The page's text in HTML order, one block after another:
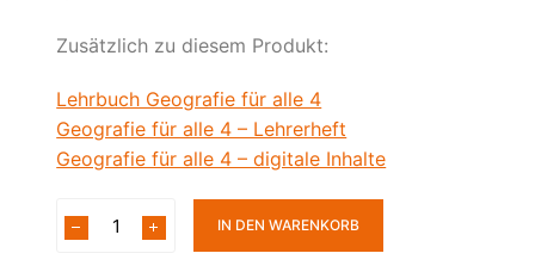
Zusätzlich zu diesem Produkt:
Lehrbuch Geografie für alle 4
Geografie für alle 4 – Lehrerheft
Geografie für alle 4 – digitale Inhalte
IN DEN WARENKORB